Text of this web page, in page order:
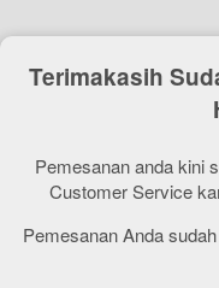
Terimakasih
Pemesanan anda kini
Customer Service
Pemesanan Anda